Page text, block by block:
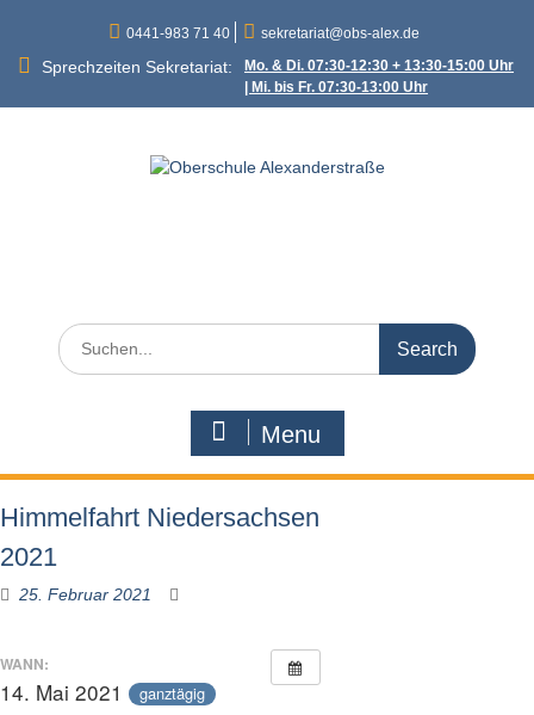
content
0441-983 71 40 sekretariat@obs-alex.de
Sprechzeiten Sekretariat:
Mo. & Di. 07:30-12:30 + 13:30-15:00 Uhr
| Mi. bis Fr. 07:30-13:00 Uhr
Search
for:
Menu
Himmelfahrt Niedersachsen
2021
25. Februar 2021
WANN:
14. Mai 2021 ganztägig